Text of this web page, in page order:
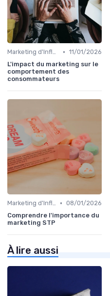
Marketing d'Influence • 11/01/2026
L'impact du marketing sur le
comportement des
consommateurs
Marketing d'Influence • 08/01/2026
Comprendre l'importance du
marketing STP
À lire aussi